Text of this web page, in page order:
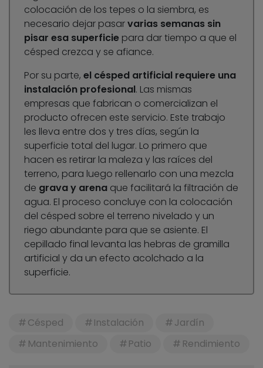
colocación de los tepes o la siembra, es
necesario dejar pasarvarias semanas sin
pisar esa superficie para dar tiempo a que el
césped crezca y se afiance.
Por su parte, el césped artificial requiere una
instalación profesional. Las mismas
empresas que fabrican o comercializan el
producto ofrecen este servicio. Este trabajo
les lleva entre dos y tres días, según la
superficie total del lugar. Lo primero que
hacen es retirar la maleza y las raíces del
terreno, para luego rellenarlo con una mezcla
de grava y arena que facilitará la filtración de
agua. El proceso concluye con la colocación
del césped sobre el terreno nivelado y un
riego abundante para que se asiente. El
cepillado final levanta las hebras de gramilla
artificial y da un efecto acolchado a la
superficie.
Césped Instalación
Jardín
Mantenimiento
Patio Rendimiento